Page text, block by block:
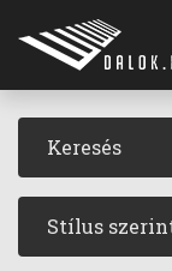
Stílus